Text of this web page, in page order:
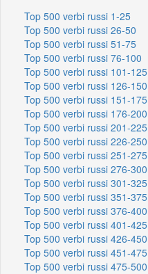
Top 500 verbi russi 1-25
Top 500 verbi russi 26-50
Top 500 verbi russi 51-75
Top 500 verbi russi 76-100
Top 500 verbi russi 101-125
Top 500 verbi russi 126-150
Top 500 verbi russi 151-175
Top 500 verbi russi 176-200
Top 500 verbi russi 201-225
Top 500 verbi russi 226-250
Top 500 verbi russi 251-275
Top 500 verbi russi 276-300
Top 500 verbi russi 301-325
Top 500 verbi russi 351-375
Top 500 verbi russi 376-400
Top 500 verbi russi 401-425
Top 500 verbi russi 426-450
Top 500 verbi russi 451-475
Top 500 verbi russi 475-500